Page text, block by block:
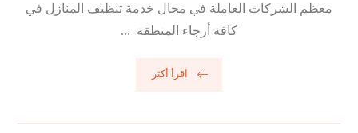
معظم الشركات العاملة في مجال خدمة تنظيف المنازل في
كافة أرجاء المنطقة ...
اقرأ أكثر